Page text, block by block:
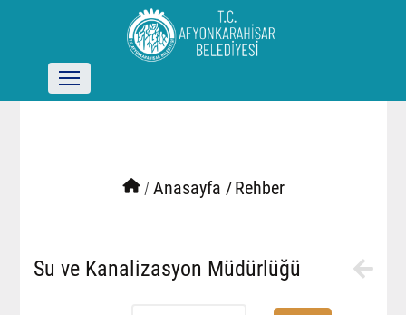
/ Anasayfa /Rehber
Su ve Kanalizasyon Müdürlüğü